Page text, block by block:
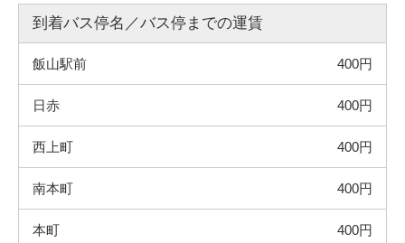
到着バス停名／バス停までの運賃
飯山駅前 400円
日赤 400円
西上町 400円
南本町 400円
本町 400円